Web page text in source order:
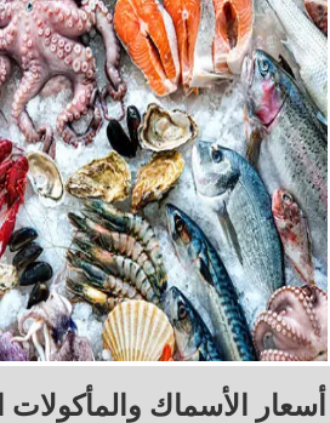
أسعار الأسماك